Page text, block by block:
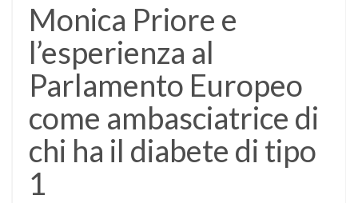
Monica Priore e
l’esperienza al
Parlamento Europeo
come ambasciatrice di
chi ha il diabete di tipo
1